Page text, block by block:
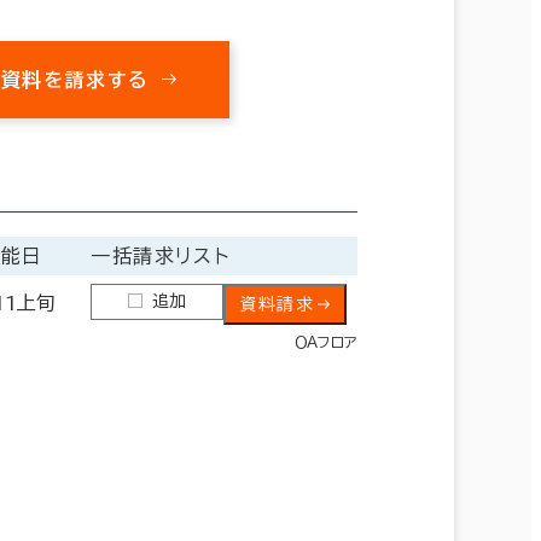
料を請求する
日 一括請求リスト
上旬 追加 資料請求
ＯＡフロア